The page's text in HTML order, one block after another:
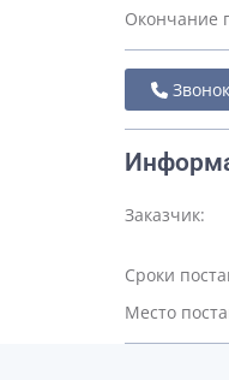
Окончание
Заказчик:
Сроки
Место